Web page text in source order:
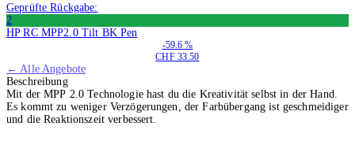
Geprüfte Rückgabe:
2
HP RC MPP2.0 Tilt BK Pen
-59.6 %
CHF 33.50
← Alle Angebote
Beschreibung
Mit der MPP 2.0 Technologie hast du die Kreativität selbst in der Hand.
Es kommt zu weniger Verzögerungen, der Farbübergang ist geschmeidiger
und die Reaktionszeit verbessert.